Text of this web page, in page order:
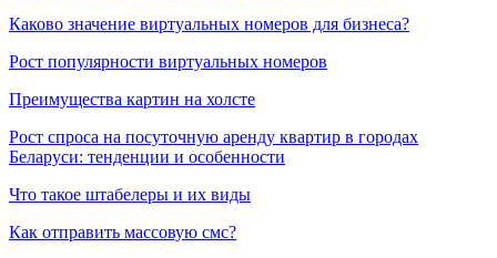
Каково значение виртуальных номеров для бизнеса?
Рост популярности виртуальных номеров
Преимущества картин на холсте
Рост спроса на посуточную аренду квартир в городах
Беларуси: тенденции и особенности
Что такое штабелеры и их виды
Как отправить массовую смс?